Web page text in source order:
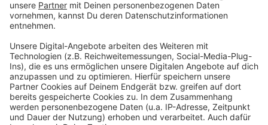
Anzeige
Anzeige